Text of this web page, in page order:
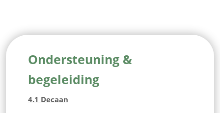
Ondersteuning &
begeleiding
4.1 Decaan